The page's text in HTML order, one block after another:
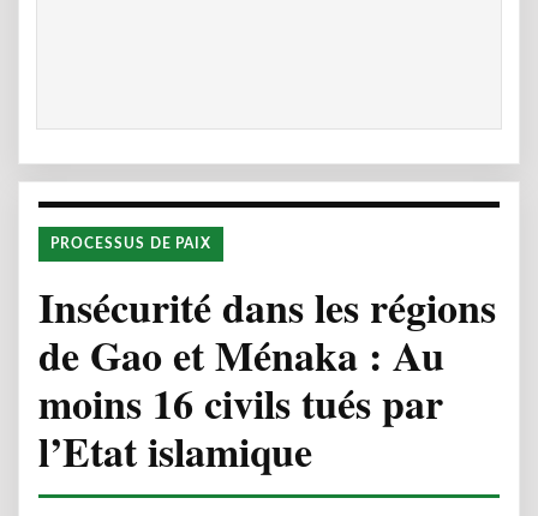
PROCESSUS DE PAIX
Insécurité dans les régions
de Gao et Ménaka : Au
moins 16 civils tués par
l’Etat islamique